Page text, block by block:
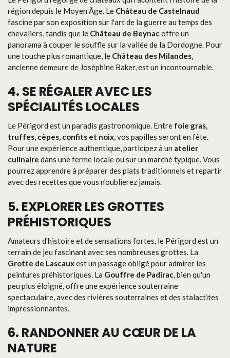
région depuis le Moyen Âge. Le Château de Castelnaud
fascine par son exposition sur l'art de la guerre au temps des
chevaliers, tandis que le Château de Beynacoffre un
panorama à couper le souffle sur la vallée de la Dordogne. Pour
une touche plus romantique, le Château des Milandes
ancienne demeure de Joséphine Baker, est un incontournable.
4. SE RÉGALER AVEC LES
SPÉCIALITÉS LOCALES
Le Périgord est un paradis gastronomique. Entre foie gras,
truffes, cèpes, confits et noix, vos papilles seront en fête.
Pour une expérience authentique, participez à un atelier
culinaire dans une ferme locale ou sur un marché typique. Vous
pourrez apprendre à préparer des plats traditionnels et repartir
avec des recettes que vous n’oublierez jamais.
5. EXPLORER LES GROTTES
PRÉHISTORIQUES
Amateurs d'histoire et de sensations fortes, le Périgord est un
terrain de jeu fascinant avec ses nombreuses grottes. La
Grotte de Lascauxest un passage obligé pour admirer les
peintures préhistoriques. La Gouffre de Padirac , bien qu'un
peu plus éloigné, offre une expérience souterraine
spectaculaire, avec des rivières souterraines et des stalactites
impressionnantes.
6. RANDONNER AU CŒUR DE LA
NATURE